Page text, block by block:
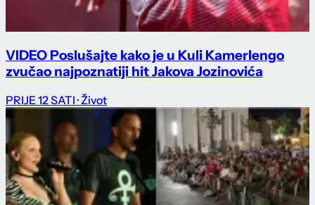
VIDEO Poslušajte kako je u Kuli Kamerlengo
zvučao najpoznatiji hit Jakova Jozinovića
PRIJE 12 SATI · Život